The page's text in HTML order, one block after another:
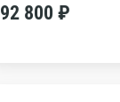
92 800 ₽